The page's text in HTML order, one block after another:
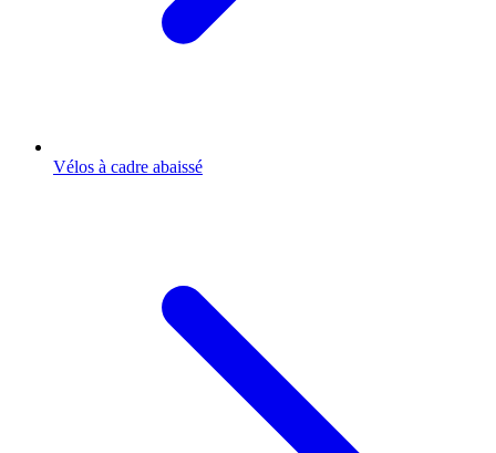
Vélos à cadre abaissé